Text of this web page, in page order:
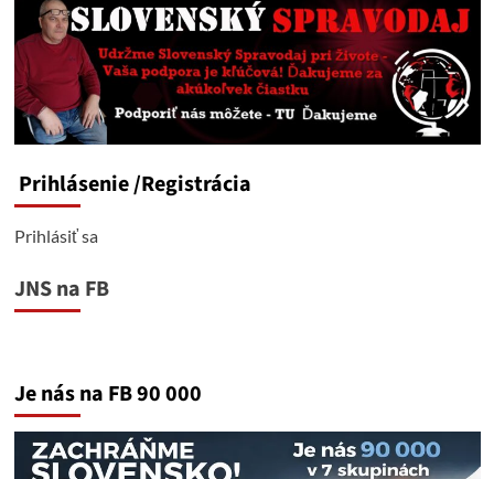
Prihlásenie/Registrácia
Prihlásiť sa
JNS na FB
Je nás na FB 90 000